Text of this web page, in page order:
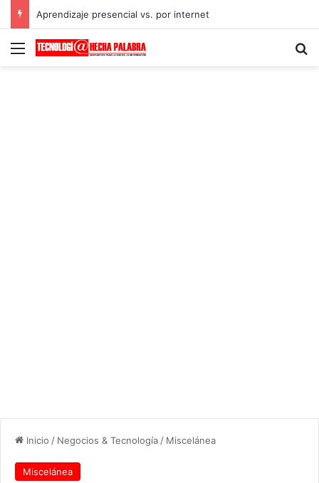
Aprendizaje presencial vs. por internet
Menú
Inicio / Negocios & Tecnología / Miscelánea
Miscelánea